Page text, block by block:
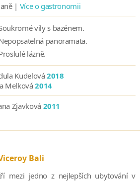
| Více o gastronomii
vily s bazénem.
panoramata.
lázně.
Kudelová2018
Melková2014
Zjavková 2011
Bali
mezi jedno z nejlepších ubytování v